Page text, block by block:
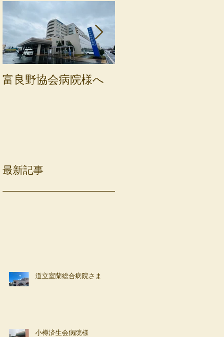
富良野協会病院様へ
最新記事
道立室蘭総合病院さま
小樽済生会病院様